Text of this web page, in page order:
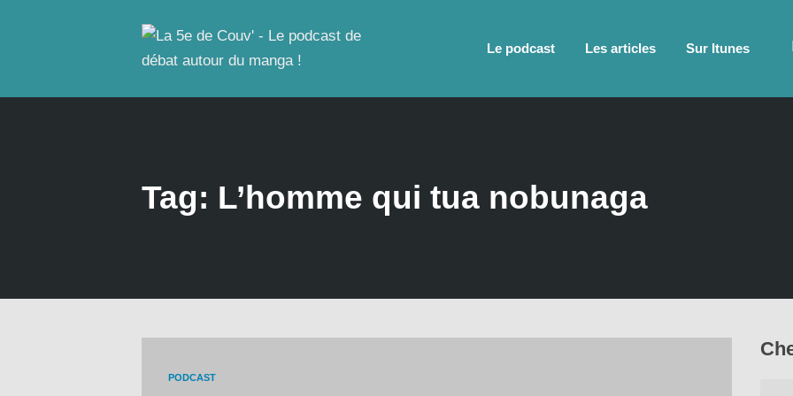
Le podcast Les articles Sur Itunes
Tag: L’homme qui tua nobunaga
PODCAST